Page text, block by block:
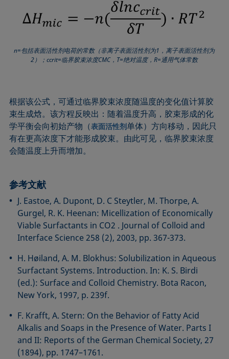
n=包括表面活性剂电荷的常数（非离子表面活性剂为1，离子表面活性剂为
2）；ccrit=临界胶束浓度CMC，T=绝对温度，R=通用气体常数
根据该公式，可通过临界胶束浓度随温度的变化值计算胶
束生成焓。该方程反映出：随着温度升高，胶束形成的化
学平衡会向初始产物（表面活性剂单体）方向移动，因此只
有在更高浓度下才能形成胶束。由此可见，临界胶束浓度
会随温度上升而增加。
参考文献
J. Eastoe, A. Dupont, D. C Steytler, M. Thorpe, A.
Gurgel, R. K. Heenan: Micellization of Economically
Viable Surfactants in CO2 . Journal of Colloid and
Interface Science 258 (2), 2003, pp. 367-373.
H. Høiland, A. M. Blokhus: Solubilization in Aqueous
Surfactant Systems. Introduction. In: K. S. Birdi
(ed.): Surface and Colloid Chemistry. Bota Racon,
New York, 1997, p. 239f.
F. Krafft, A. Stern: On the Behavior of Fatty Acid
Alkalis and Soaps in the Presence of Water. Parts I
and II: Reports of the German Chemical Society, 27
(1894), pp. 1747–1761.